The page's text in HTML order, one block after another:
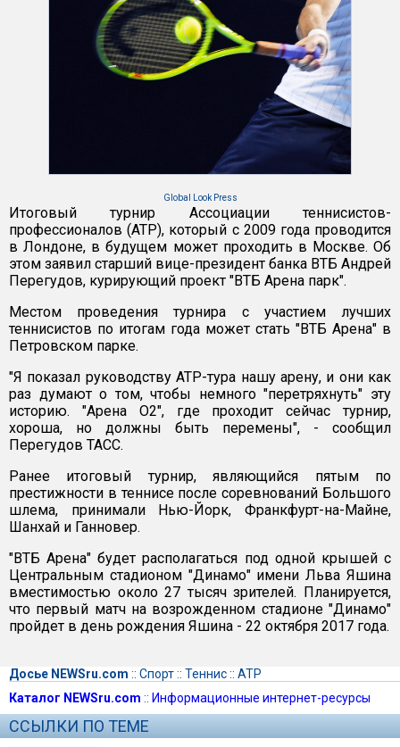
Global Look Press
Итоговый турнир Ассоциации теннисистов-
профессионалов (ATP), который с 2009 года проводится
в Лондоне, в будущем может проходить в Москве. Об
этом заявил старший вице-президент банка ВТБ Андрей
Перегудов, курирующий проект "ВТБ Арена парк".
Местом проведения турнира с участием лучших
теннисистов по итогам года может стать "ВТБ Арена" в
Петровском парке.
"Я показал руководству ATP-тура нашу арену, и они как
раз думают о том, чтобы немного "перетряхнуть" эту
историю. "Арена О2", где проходит сейчас турнир,
хороша, но должны быть перемены", - сообщил
Перегудов ТАСС.
Ранее итоговый турнир, являющийся пятым по
престижности в теннисе после соревнований Большого
шлема, принимали Нью-Йорк, Франкфурт-на-Майне,
Шанхай и Ганновер.
"ВТБ Арена" будет располагаться под одной крышей с
Центральным стадионом "Динамо" имени Льва Яшина
вместимостью около 27 тысяч зрителей. Планируется,
что первый матч на возрожденном стадионе "Динамо"
пройдет в день рождения Яшина - 22 октября 2017 года.
Досье NEWSru.com :: Спорт:: Теннис:: ATP
Каталог NEWSru.com :: Информационные интернет-ресурсы
ССЫЛКИ ПО ТЕМЕ